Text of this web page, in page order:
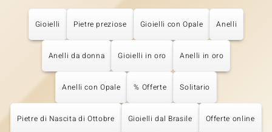
Gioielli Pietre preziose Gioielli con Opale Anelli
Anelli da donna Gioielli in oro Anelli in oro
Anelli con Opale % Offerte Solitario
Pietre di Nascita di Ottobre Gioielli dal Brasile Offerte online